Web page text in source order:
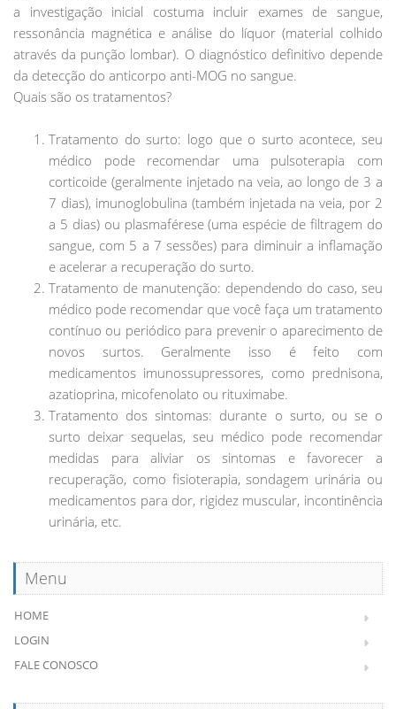
a investigação inicial costuma incluir exames de sangue,
ressonância magnética e análise do líquor (material colhido
através da punção lombar). O diagnóstico definitivo depende
da detecção do anticorpo anti-MOG no sangue.
Quais são os tratamentos?
Tratamento do surto: logo que o surto acontece, seu
médico pode recomendar uma pulsoterapia com
corticoide (geralmente injetado na veia, ao longo de 3 a
7 dias), imunoglobulina (também injetada na veia, por 2
a 5 dias) ou plasmaférese (uma espécie de filtragem do
sangue, com 5 a 7 sessões) para diminuir a inflamação
e acelerar a recuperação do surto.
Tratamento de manutenção: dependendo do caso, seu
médico pode recomendar que você faça um tratamento
contínuo ou periódico para prevenir o aparecimento de
novos surtos. Geralmente isso é feito com
medicamentos imunossupressores, como prednisona,
azatioprina, micofenolato ou rituximabe.
Tratamento dos sintomas: durante o surto, ou se o
surto deixar sequelas, seu médico pode recomendar
medidas para aliviar os sintomas e favorecer a
recuperação, como fisioterapia, sondagem urinária ou
medicamentos para dor, rigidez muscular, incontinência
urinária, etc.
Menu
HOME
LOGIN
FALE CONOSCO